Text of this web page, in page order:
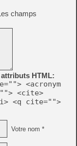
champs
HTML:
<acronym
<cite>
<q cite="">
Votre nom *